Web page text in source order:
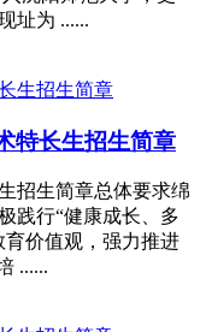
址为 ......
特长生招生简章
招生简章总体要求绵
践行“健康成长、多
育价值观，强力推进
......